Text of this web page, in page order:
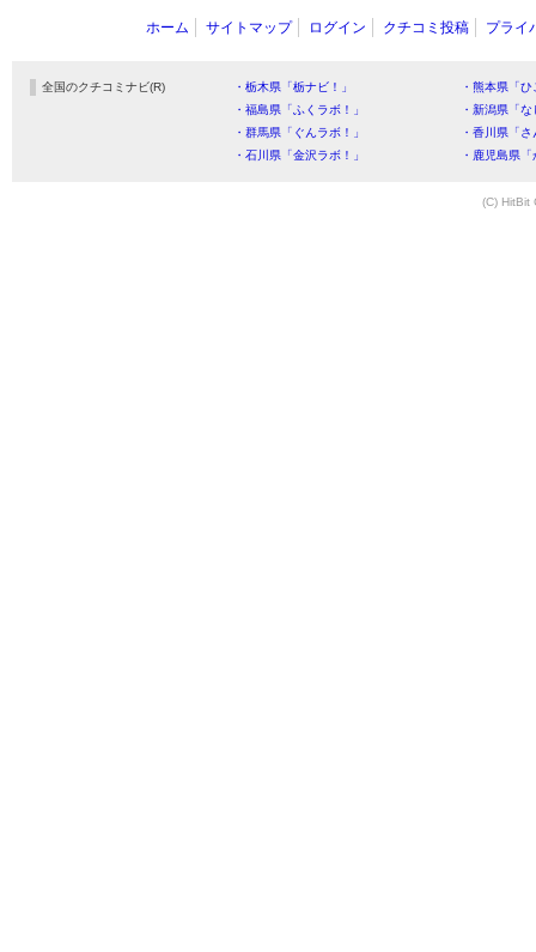
ホーム サイトマップ ログイン クチコミ投稿 プライ
全国のクチコミナビ(R) ・栃木県「栃ナビ！」
・熊本県「
・福島県「ふくラボ！」
・新潟県「
・群馬県「ぐんラボ！」
・香川県「
・石川県「金沢ラボ！」
・鹿児島県
(C) HitBit